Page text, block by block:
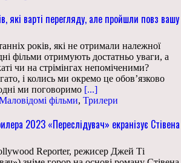
які варті перегляду, але пройшли повз вашу
років, які не отримали належної
фільми отримують достатньо уваги, а
чи на стрімінгах непоміченими?
і колись ми окремо це обов’язково
ми поговоримо [...]
фільми, Трилери
2023 «Переслідувач» екранізує Стівена
Reporter, режисер Джей Ті